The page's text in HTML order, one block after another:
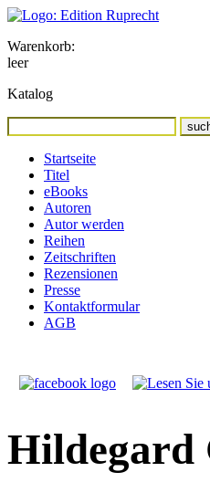
Warenkorb:
leer
Katalog
Startseite
Titel
eBooks
Autoren
Autor werden
Reihen
Zeitschriften
Rezensionen
Presse
Kontaktformular
AGB
Hildegard